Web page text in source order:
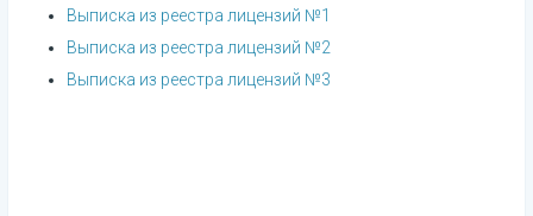
Выписка из реестра лицензий №1
Выписка из реестра лицензий №2
Выписка из реестра лицензий №3